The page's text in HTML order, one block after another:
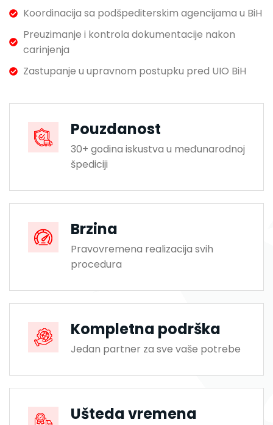
Koordinacija sa podšpediterskim agencijama u BiH
Preuzimanje i kontrola dokumentacije nakon
carinjenja
Zastupanje u upravnom postupku pred UIO BiH
Pouzdanost
30+ godina iskustva u međunarodnoj
špediciji
Brzina
Pravovremena realizacija svih
procedura
Kompletna podrška
Jedan partner za sve vaše potrebe
Ušteda vremena